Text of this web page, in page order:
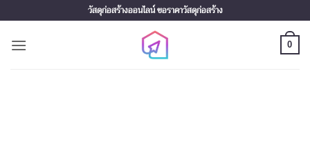
to
content
วัสดุก่อสร้างออนไลน์ ขอราคาวัสดุก่อสร้าง
0